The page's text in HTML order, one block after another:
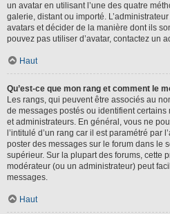
un avatar en utilisant l’une des quatre
galerie, distant ou importé.
avatars et décider de la manière dont ils
pouvez pas utiliser d’avatar, contactez un
Haut
Qu’est-ce que mon rang et comment le
Les rangs, qui peuvent être associés au
de messages postés ou identifient
et administrateurs. En général, vous ne
l’intitulé d’un rang car il est paramétré par
poster des messages sur le forum dans le
supérieur. Sur la plupart des forums, cette
modérateur (ou un administrateur) peut
messages.
Haut